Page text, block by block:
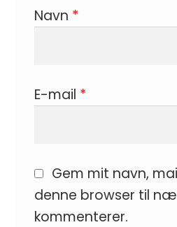
Navn *
E-mail *
Gem mit navn,
denne browser til
kommenterer.